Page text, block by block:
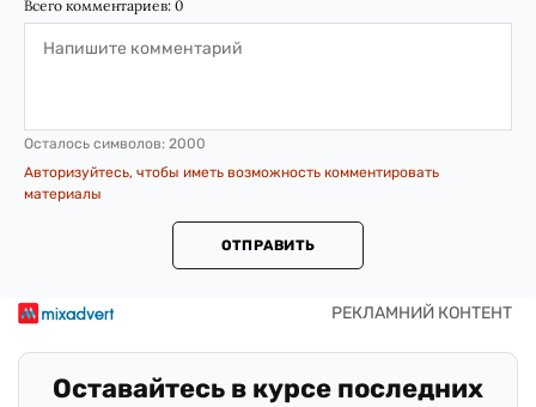
Всего комментариев: 0
Осталось символов: 2000
Авторизуйтесь, чтобы иметь возможность комментировать
материалы
ОТПРАВИТЬ
Оставайтесь в курсе последних